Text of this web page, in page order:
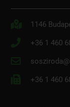
1146
+36 1 460
+36 1 460